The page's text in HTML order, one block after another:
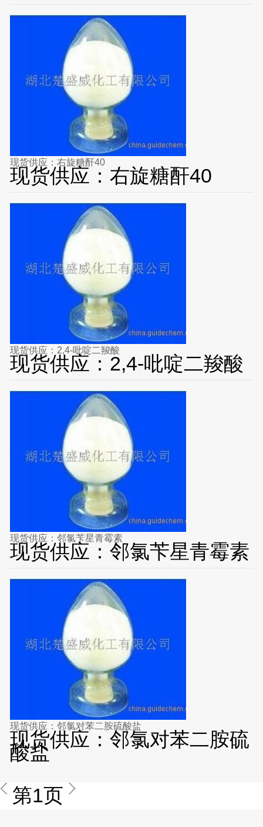
现货供应：右旋糖酐40
现货供应：右旋糖酐40
现货供应：2,4-吡啶二羧酸
现货供应：2,4-吡啶二羧酸
现货供应：邻氯苄星青霉素
现货供应：邻氯苄星青霉素
现货供应：邻氯对苯二胺硫酸盐
现货供应：邻氯对苯二胺硫
酸盐
第1页